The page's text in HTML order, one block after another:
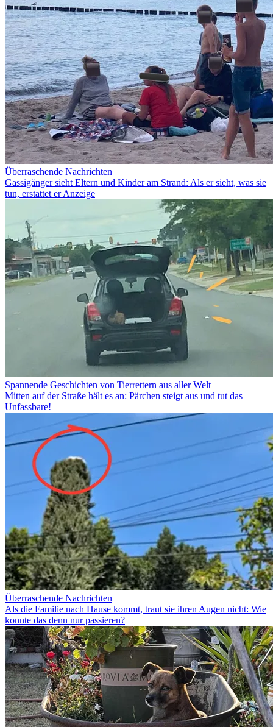
Überraschende Nachrichten
Gassigänger sieht Eltern und Kinder am Strand: Als er sieht, was sie
tun, erstattet er Anzeige
Spannende Geschichten von Tierrettern aus aller Welt
Mitten auf der Straße hält es an: Pärchen steigt aus und tut das
Unfassbare!
Überraschende Nachrichten
Als die Familie nach Hause kommt, traut sie ihren Augen nicht: Wie
konnte das denn nur passieren?